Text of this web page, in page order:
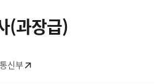
(과장급)
신부